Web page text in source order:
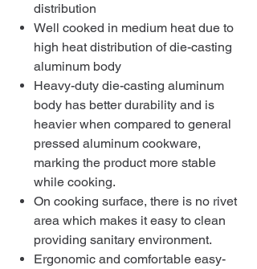
distribution
Well cooked in medium heat due to
high heat distribution of die-casting
aluminum body
Heavy-duty die-casting aluminum
body has better durability and is
heavier when compared to general
pressed aluminum cookware,
marking the product more stable
while cooking.
On cooking surface, there is no rivet
area which makes it easy to clean
providing sanitary environment.
Ergonomic and comfortable easy-